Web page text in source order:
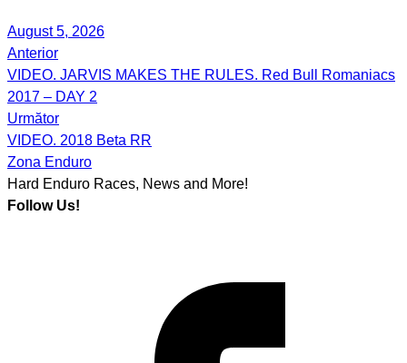
August 5, 2026
Post
navigation
Anterior
VIDEO. JARVIS MAKES THE RULES. Red Bull Romaniacs
2017 – DAY 2
Următor
VIDEO. 2018 Beta RR
Zona Enduro
Hard Enduro Races, News and More!
Follow Us!